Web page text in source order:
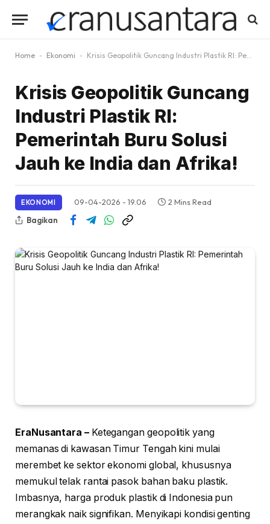
Home - Ekonomi - Krisis Geopolitik Guncang Industri Plastik RI: Pemerintah Buru Solusi Jauh ke India dan Afrika!
Krisis Geopolitik Guncang
Industri Plastik RI:
Pemerintah Buru Solusi
Jauh ke India dan Afrika!
EKONOMI 09-04-2026 - 19.06
2 Mins Read
Bagikan
EraNusantara –Ketegangan geopolitik yang
memanas di kawasan Timur Tengah kini mulai
merembet ke sektor ekonomi global, khususnya
memukul telak rantai pasok bahan baku plastik.
Imbasnya, harga produk plastik di Indonesia pun
merangkak naik signifikan. Menyikapi kondisi genting